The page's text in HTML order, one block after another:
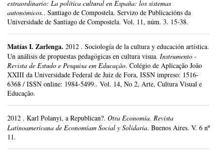
extraordinario: La política cultural en España: los sistemas
autonómicos.. Santiago de Compostela. Servizo de Publicacións da
Universidade de Santiago de Compostela. Vol. 11, núm. 3. 15-38.
Matías I. Zarlenga. 2012 . Sociología de la cultura y educación artística.
Un análisis de propuestas pedagógicas en cultura visua. Instrumento -
Revista de Estudo e Pesquisa em Educação. Colégio de Aplicação João
XXIII da Universidade Federal de Juiz de Fora, ISSN impreso: 1516-
6368 / ISSN online: 1984-5499.. Vol. 14, No 2, Arte, Cultura Visual e
Educação.
2012 . Karl Polanyi, a Republican?. Otra Economía. Revista
Latinoamericana de Economíam Social y Solidaria. Buenos Aires. V. 6 nº
11.